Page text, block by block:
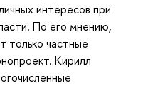
интересов при
По его мнению,
только частные
Кирилл